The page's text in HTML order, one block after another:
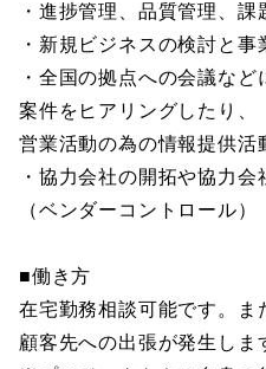
・進捗管理、品質管理、
・新規ビジネスの検討と事
・全国の拠点への会議など
案件をヒアリングしたり、
営業活動の為の情報提供活
・協力会社の開拓や協力会
（ベンダーコントロール）
■働き方
在宅勤務相談可能です。ま
顧客先への出張が発生しま